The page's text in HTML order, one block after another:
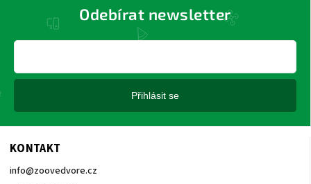
KONTAKT
info@zoovedvore.cz
Odebírat newsletter
Přihlásit se